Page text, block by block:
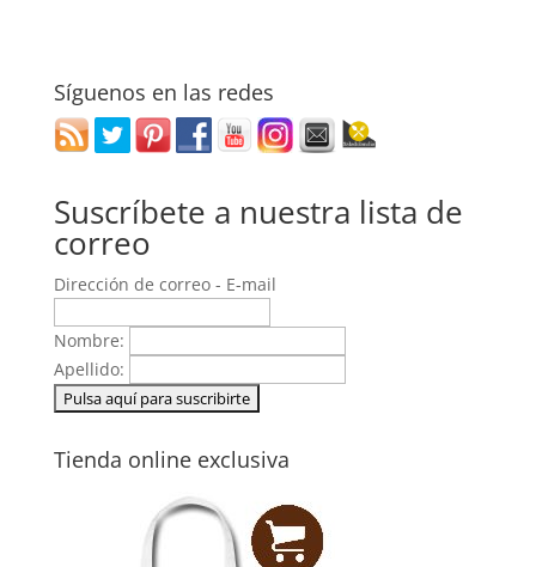
Síguenos en las redes
Suscríbete a nuestra lista de
correo
Dirección de correo - E-mail
Nombre:
Apellido:
Tienda online exclusiva